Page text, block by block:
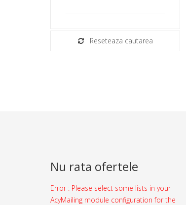
Reseteaza cautarea
Nu rata ofertele
Error : Please select some lists in your
AcyMailing module configuration for the